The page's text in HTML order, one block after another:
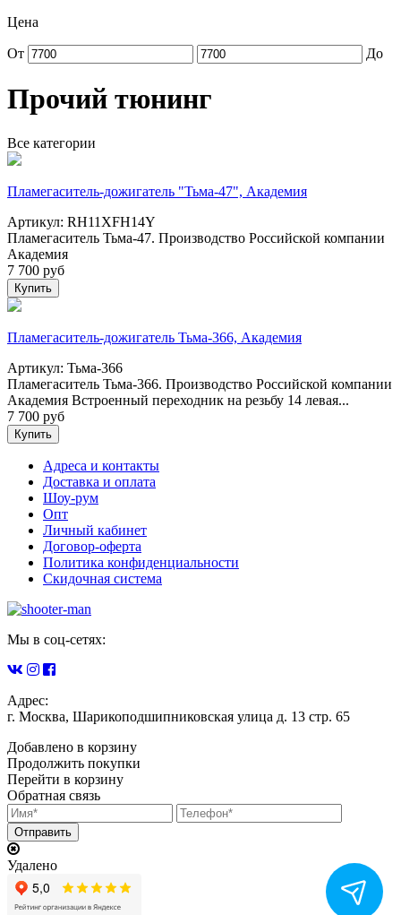
Цена
От До
Прочий тюнинг
Все категории
Пламегаситель-дожигатель "Тьма-47", Академия
Артикул: RH11XFH14Y
Пламегаситель Тьма-47. Производство Российской компании
Академия
7 700 руб
Купить
Пламегаситель-дожигатель Тьма-366, Академия
Артикул: Тьма-366
Пламегаситель Тьма-366. Производство Российской компании
Академия Встроенный переходник на резьбу 14 левая...
7 700 руб
Купить
Адреса и контакты
Доставка и оплата
Шоу-рум
Опт
Личный кабинет
Договор-оферта
Политика конфиденциальности
Скидочная система
Мы в соц-сетях:
Адрес:
г. Москва, Шарикоподшипниковская улица д. 13 стр. 65
Добавлено в корзину
Продолжить покупки
Перейти в корзину
Обратная связь
Удалено